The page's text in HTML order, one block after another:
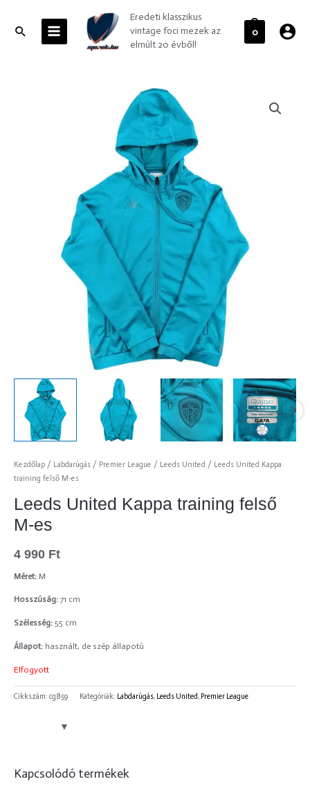
contentSearchMENU
Eredeti klasszikus
vintage foci mezek az
elmúlt 20 évből!
0
Kezdőlap / Labdarúgás / Premier League / Leeds United / Leeds United Kappa
training felső M-es
Leeds United Kappa training felső
M-es
4 990 Ft
Méret: M
Hosszúság: 71 cm
Szélesség: 55 cm
Állapot: használt, de szép állapotú
Elfogyott
Cikkszám: cg859 Kategóriák: Labdarúgás, Leeds United, Premier League
Kapcsolódó termékek